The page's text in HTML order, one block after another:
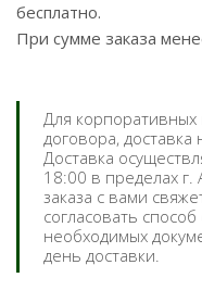
бесплатно.
При сумме заказа
Для
договора,
Доставка
18:00 в пределах
заказа с вами
согласовать
необходимых
день доставки.